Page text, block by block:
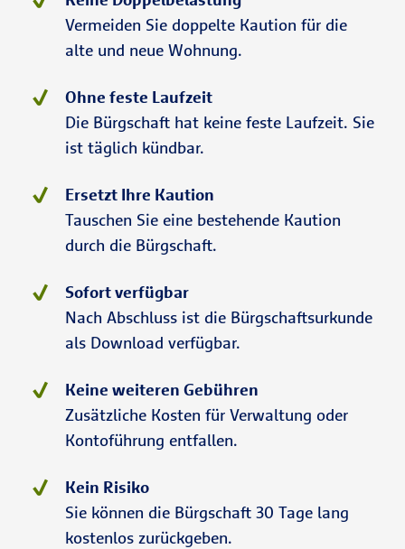
Vermeiden Sie doppelte Kaution für die
alte und neue Wohnung.
Ohne feste Laufzeit
Die Bürgschaft hat keine feste Laufzeit. Sie
ist täglich kündbar.
Ersetzt Ihre Kaution
Tauschen Sie eine bestehende Kaution
durch die Bürgschaft.
Sofort verfügbar
Nach Abschluss ist die Bürgschaftsurkunde
als Download verfügbar.
Keine weiteren Gebühren
Zusätzliche Kosten für Verwaltung oder
Kontoführung entfallen.
Kein Risiko
Sie können die Bürgschaft 30 Tage lang
kostenlos zurückgeben.